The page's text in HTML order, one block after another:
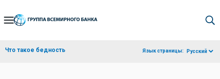
Skip
Navigation
Что такое бедность Язык страницы: Русский